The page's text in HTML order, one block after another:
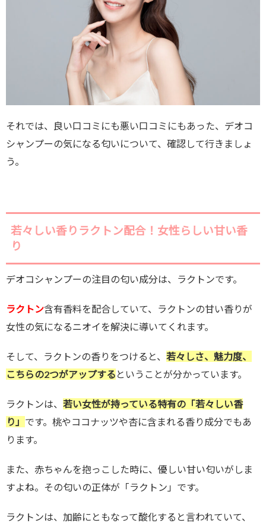
それでは、良い口コミにも悪い口コミにもあった、デオコ
シャンプーの気になる匂いについて、確認して行きましょ
う。
若々しい香りラクトン配合！女性らしい甘い香
り
デオコシャンプーの注目の匂い成分は、ラクトンです。
ラクトン含有香料を配合していて、ラクトンの甘い香りが
女性の気になるニオイを解決に導いてくれます。
そして、ラクトンの香りをつけると、 若々しさ、魅力度、
こちらの2つがアップする ということが分かっています。
ラクトンは、 若い女性が持っている特有の「若々しい香
り」 です。桃やココナッツや杏に含まれる香り成分でもあ
ります。
また、赤ちゃんを抱っこした時に、優しい甘い匂いがしま
すよね。その匂いの正体が「ラクトン」です。
ラクトンは、加齢にともなって酸化すると言われていて、